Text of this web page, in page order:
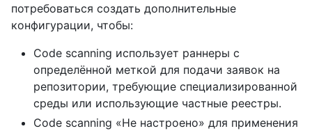
потребоваться создать дополнительные
конфигурации, чтобы:
Code scanning использует раннеры с
определённой меткой для подачи заявок на
репозитории, требующие специализированной
среды или использующие частные реестры.
Code scanning «Не настроено» для применения